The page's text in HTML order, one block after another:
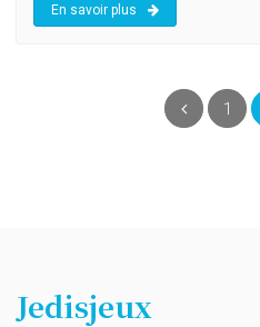
En savoir plus
Précédent
1
Jedisjeux